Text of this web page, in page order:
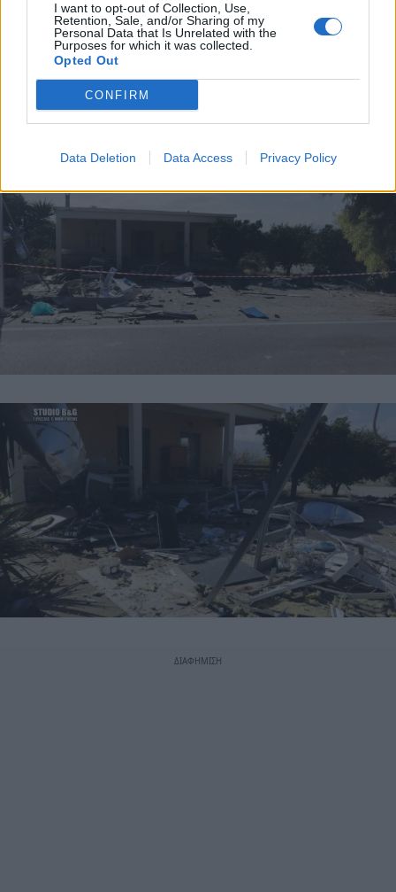
I want to opt-out of Collection, Use,
Retention, Sale, and/or Sharing of my
Personal Data that Is Unrelated with the
Purposes for which it was collected.
Opted Out
CONFIRM
Data Deletion Data Access Privacy Policy